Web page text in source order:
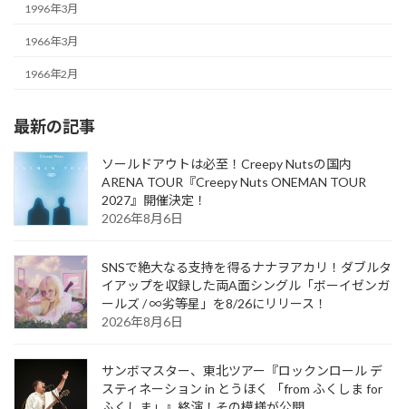
1996年3月
1966年3月
1966年2月
最新の記事
ソールドアウトは必至！Creepy Nutsの国内
ARENA TOUR『Creepy Nuts ONEMAN TOUR
2027』開催決定！
2026年8月6日
SNSで絶大なる支持を得るナナヲアカリ！ダブルタ
イアップを収録した両A面シングル「ボーイゼンガ
ールズ / ∞劣等星」を8/26にリリース！
2026年8月6日
サンボマスター、東北ツアー『ロックンロール デ
スティネーション in とうほく 「from ふくしま for